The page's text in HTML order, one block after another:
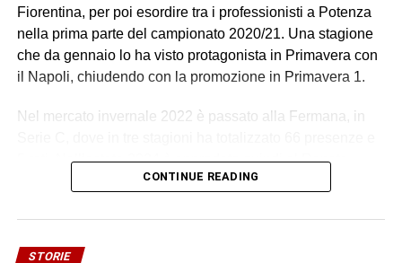
Fiorentina, per poi esordire tra i professionisti a Potenza
nella prima parte del campionato 2020/21. Una stagione
che da gennaio lo ha visto protagonista in Primavera con
il Napoli, chiudendo con la promozione in Primavera 1.
Nel mercato invernale 2022 è passato alla Fermana, in
5 reti. Nell’estate 2024 è approdato quindi al Renate,
imponendosi al centro della difesa lombarda con 71
CONTINUE READING
STORIE